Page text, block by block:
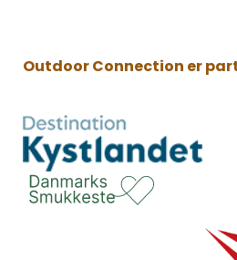
Outdoor Connection er